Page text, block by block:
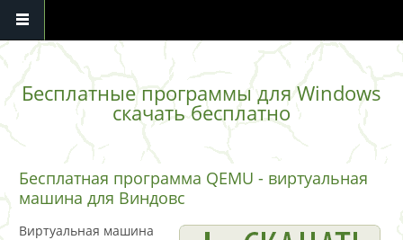
Перейти к основному содержанию
Бесплатные программы для Windows
скачать бесплатно
Бесплатная программа QEMU - виртуальная
машина для Виндовс
Виртуальная машина